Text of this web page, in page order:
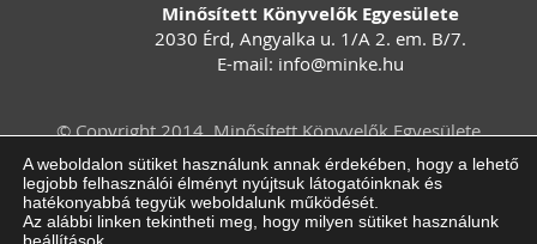
Minősített Könyvelők Egyesülete
2030 Érd, Angyalka u. 1/A 2. em. B/7.
E-mail: info@minke.hu
© Copyright 2014. Minősített Könyvelők Egyesülete
Felhasználási feltételek
Adatvédelem
Impresszum
ÁSZF
Süti beállítások
módosítása
A weboldalon sütiket használunk annak érdekében, hogy a lehető
legjobb felhasználói élményt nyújtsuk látogatóinknak és
hatékonyabbá tegyük weboldalunk működését.
Az alábbi linken tekintheti meg, hogy milyen sütiket használunk